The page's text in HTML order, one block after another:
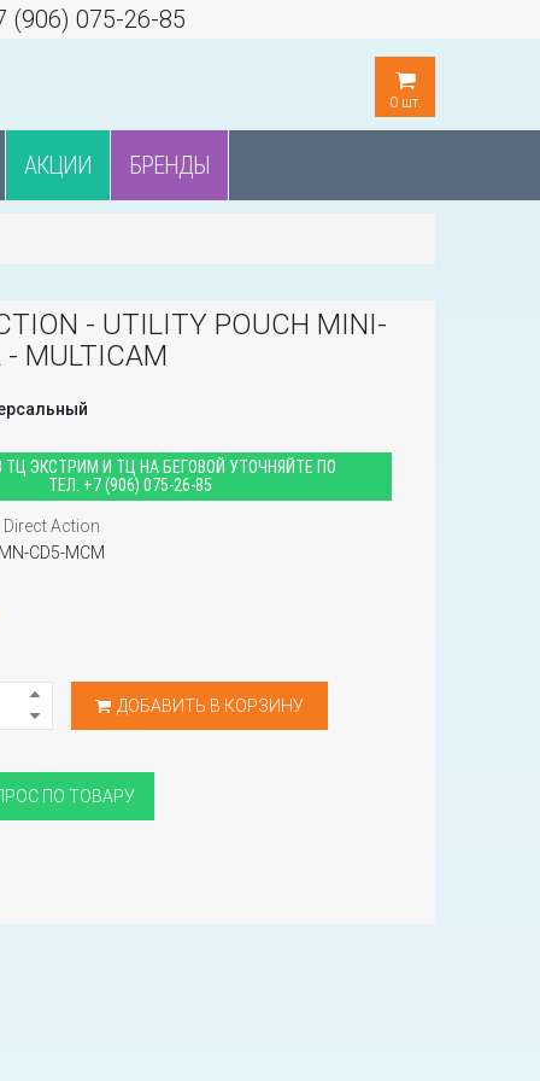
(906) 075-26-85
0шт.
АКЦИИ БРЕНДЫ
- UTILITY POUCH MINI-
- MULTICAM
ТЦ ЭКСТРИМ И ТЦ НА БЕГОВОЙ УТОЧНЯЙТЕ ПО
ТЕЛ. +7 (906) 075-26-85
Direct Action
CD5-MCM
ДОБАВИТЬ В КОРЗИНУ
ПО ТОВАРУ